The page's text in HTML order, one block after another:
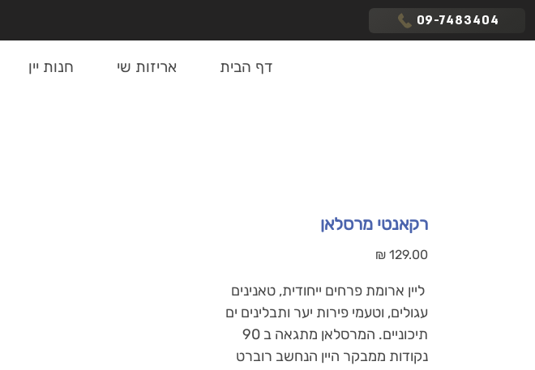
דף הבית אריזות שי חנות יין
09-7483404
רקאנטי מרסלאן
ליין ארומת פרחים ייחודית, טאנינים
עגולים, וטעמי פירות יער ותבלינים ים
תיכוניים. המרסלאן מתגאה ב 90
נקודות ממבקר היין הנחשב רוברט